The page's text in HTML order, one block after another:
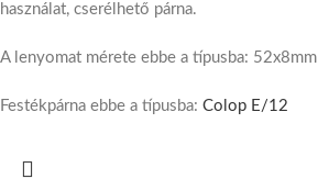
használat, cserélhető párna.
A lenyomat mérete ebbe a típusba: 52x8mm
Festékpárna ebbe a típusba: Colop E/12